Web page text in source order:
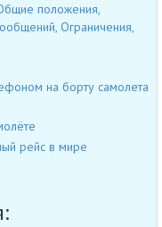
положения,
Ограничения,
на борту самолета
рейс в мире